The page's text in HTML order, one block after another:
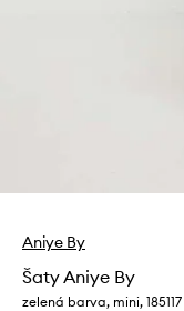
Aniye By
Šaty Aniye By
zelená barva, mini, 185117